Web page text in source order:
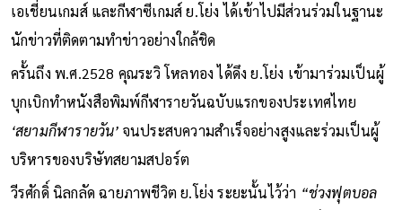
เอเชี่ยนเกมส์ และกีฬาซีเกมส์ ย.โย่ง ได้เข้าไปมีส่วนร่วมในฐานะ
นักข่าวที่ติดตามทำข่าวอย่างใกล้ชิด
ครั้นถึง พ.ศ.2528 คุณระวิ โหลทอง ได้ดึง ย.โย่ง เข้ามาร่วมเป็นผู้
บุกเบิกทำหนังสือพิมพ์กีฬารายวันฉบับแรกของประเทศไทย
‘สยามกีฬารายวัน’ จนประสบความสำเร็จอย่างสูงและร่วมเป็นผู้
บริหารของบริษัทสยามสปอร์ต
วีรศักดิ์ นิลกลัด ฉายภาพชีวิต ย.โย่ง ระยะนั้นไว้ว่า “ช่วงฟุตบอล